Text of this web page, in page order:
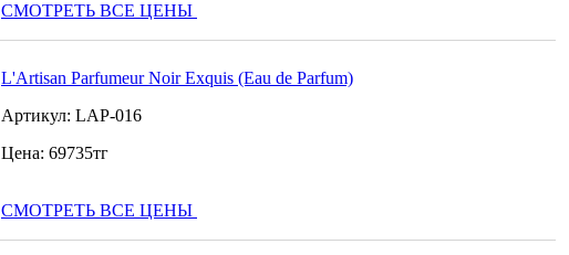
СМОТРЕТЬ ВСЕ ЦЕНЫ
L'Artisan Parfumeur Noir Exquis (Eau de Parfum)
Артикул: LAP-016
Цена: 69735тг
СМОТРЕТЬ ВСЕ ЦЕНЫ